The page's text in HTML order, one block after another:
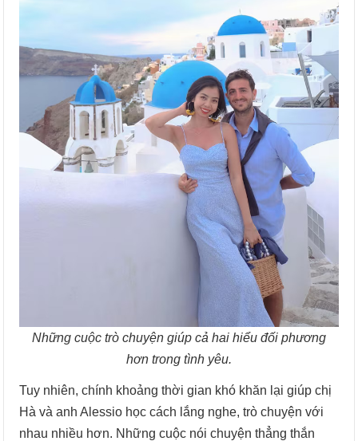
Những cuộc trò chuyện giúp cả hai hiểu đối phương
hơn trong tình yêu.
Tuy nhiên, chính khoảng thời gian khó khăn lại giúp chị
Hà và anh Alessio học cách lắng nghe, trò chuyện với
nhau nhiều hơn. Những cuộc nói chuyện thẳng thắn